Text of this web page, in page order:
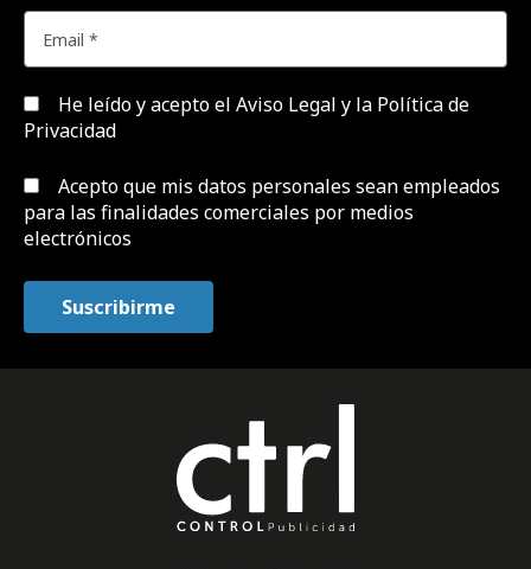
He leído y acepto el Aviso Legal y la Política de
Privacidad
Acepto que mis datos personales sean empleados
para las finalidades comerciales por medios
electrónicos